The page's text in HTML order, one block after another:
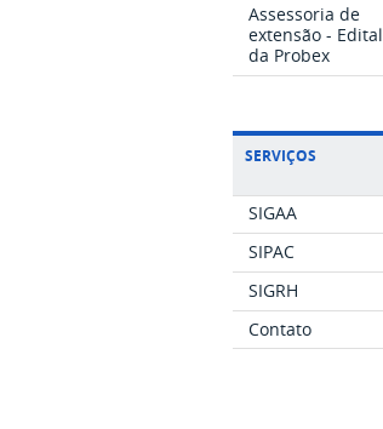
Assessoria de
extensão - Edital
da Probex
SERVIÇOS
SIGAA
SIPAC
SIGRH
Contato